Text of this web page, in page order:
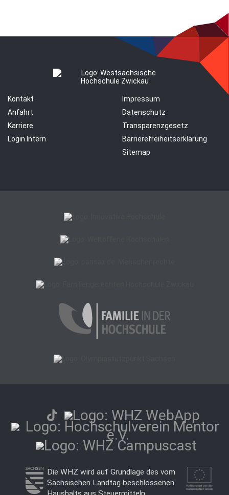
Kontakt
Anfahrt
Karriere
Login Intern
Impressum
Datenschutz
Transparenzgesetz
Barrierefreiheitserklärung
Sitemap
Die WHZ wird auf Grundlage des vom
Sächsischen Landtag beschlossenen